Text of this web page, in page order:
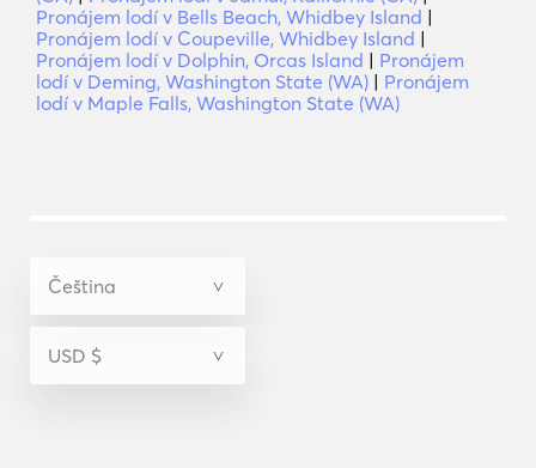
Pronájem lodí v Bells Beach, Whidbey Island |
Pronájem lodí v Coupeville, Whidbey Island |
Pronájem lodí v Dolphin, Orcas Island | Pronájem
lodí v Deming, Washington State (WA) | Pronájem
lodí v Maple Falls, Washington State (WA)